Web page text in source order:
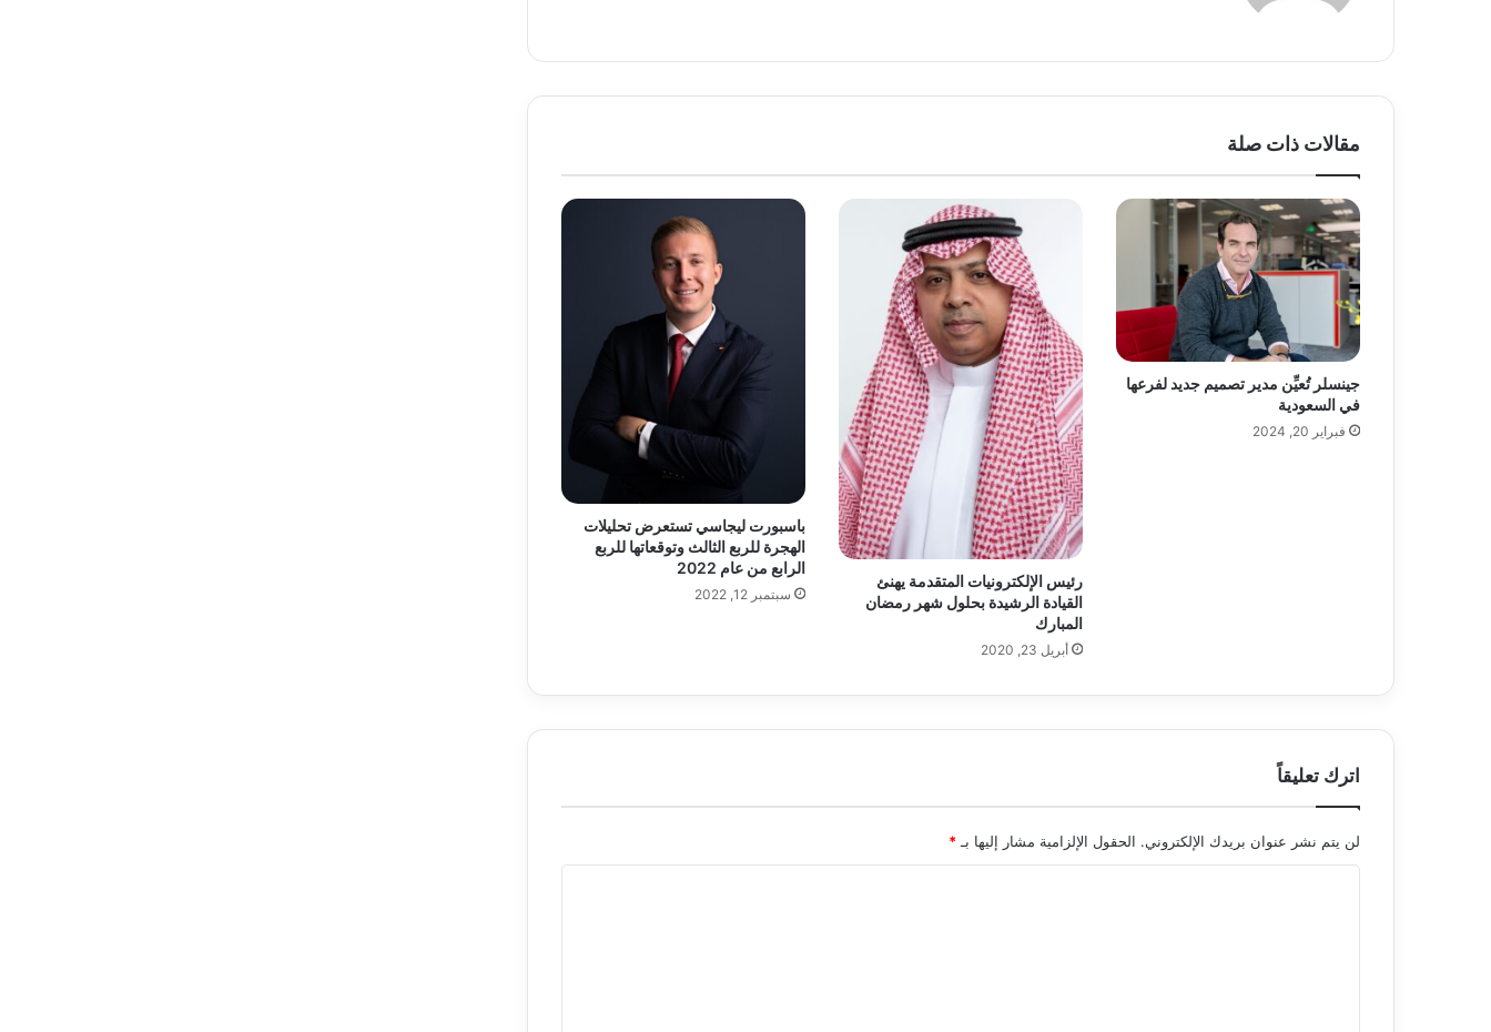
مقالات ذات صلة
جينسلر تُعيِّن مدير تصميم جديد لفرعها
في السعودية
فبراير 20, 2024
رئيس الإلكترونيات المتقدمة يهنئ
القيادة الرشيدة بحلول شهر رمضان
المبارك
أبريل 23, 2020
باسبورت ليجاسي تستعرض تحليلات
الهجرة للربع الثالث وتوقعاتها للربع
الرابع من عام 2022
سبتمبر 12, 2022
اترك تعليقاً
لن يتم نشر عنوان بريدك الإلكتروني. الحقول الإلزامية مشار إليها بـ *